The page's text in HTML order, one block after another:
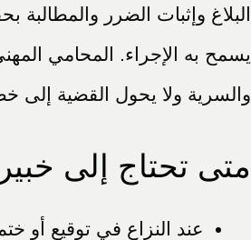
البلاغ وإثبات الضرر والمطالبة
يسمح به الإجراء. المحامي
والسرية ولا يحول القضية إلى
متى تحتاج إلى
عند النزاع في توقيع أو